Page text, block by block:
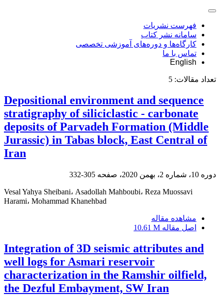
فهرست نشریات
سامانه نشر کتاب
کارگاه‌ها و دوره‌های آموزشی تخصصی
تماس با ما
English
تعداد مقالات: 5
Depositional environment and sequence
stratigraphy of siliciclastic - carbonate
deposits of Parvadeh Formation (Middle
Jurassic) in Tabas block, East Central of
Iran
دوره 10، شماره 2، بهمن 2020، صفحه 305-332
Vesal Yahya Sheibani، Asadollah Mahboubi، Reza Muossavi
Harami، Mohammad Khanehbad
مشاهده مقاله
اصل مقاله 10.61 M
Integration of 3D seismic attributes and
well logs for Asmari reservoir
characterization in the Ramshir oilfield,
the Dezful Embayment, SW Iran